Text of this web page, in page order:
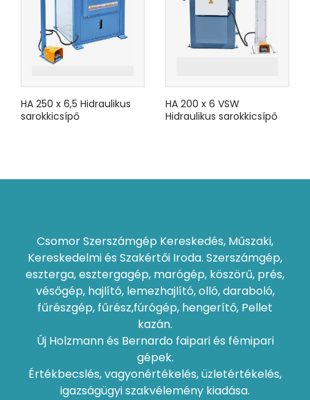
HA 250 x 6,5 Hidraulikus
sarokkicsípő
HA 200 x 6 VSW
Hidraulikus sarokkicsípő
Csomor Szerszámgép Kereskedés, Műszaki,
Kereskedelmi és Szakértői Iroda. Szerszámgép,
eszterga, esztergagép, marógép, köszörű, prés,
vésőgép, hajlító, lemezhajlító, olló, daraboló,
fűrészgép, fűrész,fúrógép, hengerítő, Pellet
kazán.
Új Holzmann és Bernardo faipari és fémipari
gépek.
Értékbecslés, vagyonértékelés, üzletértékelés,
igazságügyi szakvélemény kiadása.